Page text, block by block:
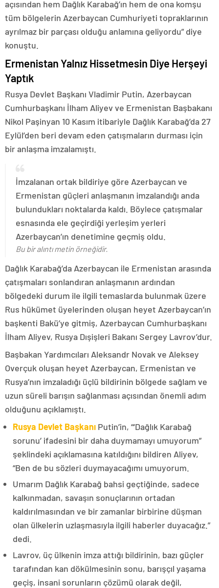
açısından hem Dağlık Karabağ’ın hem de ona komşu
tüm bölgelerin Azerbaycan Cumhuriyeti topraklarının
ayrılmaz bir parçası olduğu anlamına geliyordu” diye
konuştu.
Ermenistan Yalnız Hissetmesin Diye Herşeyi
Yaptık
Rusya Devlet Başkanı Vladimir Putin, Azerbaycan
Cumhurbaşkanı İlham Aliyev ve Ermenistan Başbakanı
Nikol Paşinyan 10 Kasım itibariyle Dağlık Karabağ’da 27
Eylül’den beri devam eden çatışmaların durması için
bir anlaşma imzalamıştı.
İmzalanan ortak bildiriye göre Azerbaycan ve
Ermenistan güçleri anlaşmanın imzalandığı anda
bulundukları noktalarda kaldı. Böylece çatışmalar
esnasında ele geçirdiği yerleşim yerleri
Azerbaycan’ın denetimine geçmiş oldu.
Bu bir alıntı metin örneğidir.
Dağlık Karabağ’da Azerbaycan ile Ermenistan arasında
çatışmaları sonlandıran anlaşmanın ardından
bölgedeki durum ile ilgili temaslarda bulunmak üzere
Rus hükümet üyelerinden oluşan heyet Azerbaycan’ın
başkenti Bakü’ye gitmiş, Azerbaycan Cumhurbaşkanı
İlham Aliyev, Rusya Dışişleri Bakanı Sergey Lavrov’dur.
Başbakan Yardımcıları Aleksandr Novak ve Aleksey
Overçuk oluşan heyet Azerbaycan, Ermenistan ve
Rusya’nın imzaladığı üçlü bildirinin bölgede sağlam ve
uzun süreli barışın sağlanması açısından önemli adım
olduğunu açıklamıştı.
Rusya Devlet Başkanı Putin’in, “‘Dağlık Karabağ
sorunu’ ifadesini bir daha duymamayı umuyorum”
şeklindeki açıklamasına katıldığını bildiren Aliyev,
“Ben de bu sözleri duymayacağımı umuyorum.
Umarım Dağlık Karabağ bahsi geçtiğinde, sadece
kalkınmadan, savaşın sonuçlarının ortadan
kaldırılmasından ve bir zamanlar birbirine düşman
olan ülkelerin uzlaşmasıyla ilgili haberler duyacağız.”
dedi.
Lavrov, üç ülkenin imza attığı bildirinin, bazı güçler
tarafından kan dökülmesinin sonu, barışçıl yaşama
geçiş, insani sorunların çözümü olarak değil,